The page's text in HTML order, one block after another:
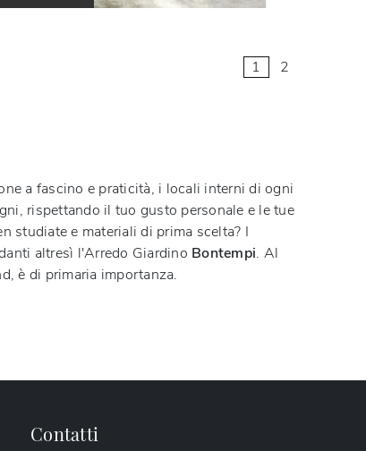
1 2
a fascino e praticità, i locali interni di ogni
rispettando il tuo gusto personale e le tue
studiate e materiali di prima scelta? I
altresì l'Arredo Giardino Bontempi. Al
è di primaria importanza.
Contatti